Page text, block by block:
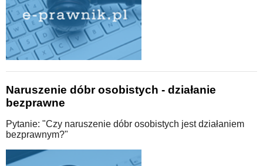
Naruszenie dóbr osobistych - działanie
bezprawne
Pytanie: "Czy naruszenie dóbr osobistych jest działaniem
bezprawnym?"